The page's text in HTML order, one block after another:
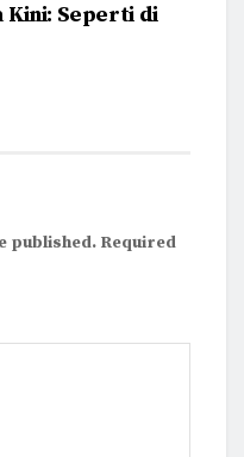
Kini: Seperti di
published. Required